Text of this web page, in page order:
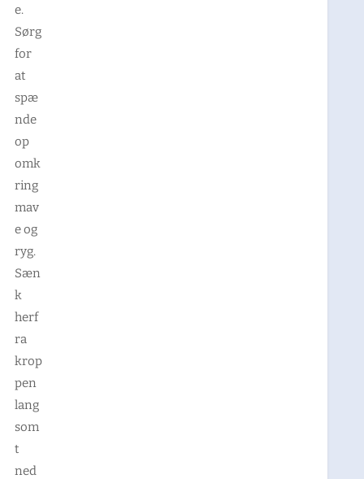
e.
Sørg
for
at
spæ
nde
op
omk
ring
mav
e og
ryg.
Sæn
k
herf
ra
krop
pen
lang
som
t
ned